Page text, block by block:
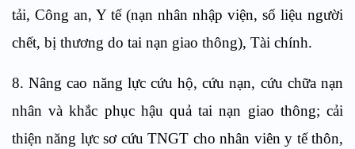
tải, Công an, Y tế (nạn nhân nhập viện, số liệu người
chết, bị thương do tai nạn giao thông), Tài chính.
8. Nâng cao năng lực cứu hộ, cứu nạn, cứu chữa nạn
nhân và khắc phục hậu quả tai nạn giao thông; cải
thiện năng lực sơ cứu TNGT cho nhân viên y tế thôn,